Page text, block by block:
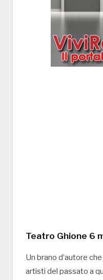
Teatro Ghione 6
Un brano d’autore
artisti del passato a